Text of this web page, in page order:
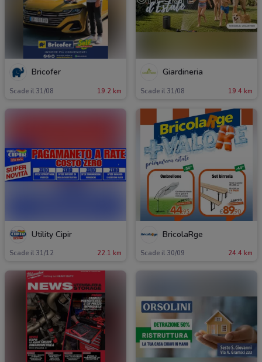
Bricofer
Scade il 31/08 19.2 km
Giardineria
Scade il 31/08 19.4 km
Utility Cipir
Scade il 31/12 22.1 km
BricolaRge
Scade il 30/09 24.4 km